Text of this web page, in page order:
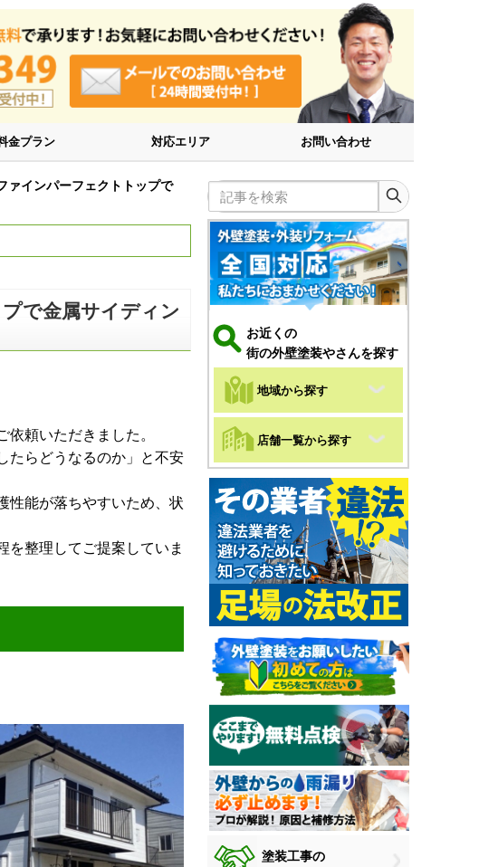
金プラン 対応エリア お問い合わせ
ァインパーフェクトトップで
で金属サイディン
依頼いただきました。
たらどうなるのか」と不安
性能が落ちやすいため、状
を整理してご提案していま
記事を検索
お近くの
街の外壁塗装やさんを探す
地域から探す
店舗一覧から探す
塗装工事の